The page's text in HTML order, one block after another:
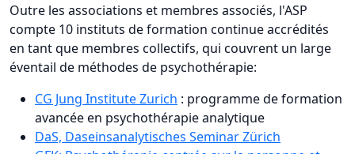
Outre les associations et membres associés, l'ASP
compte 10 instituts de formation continue accrédités
en tant que membres collectifs, qui couvrent un large
éventail de méthodes de psychothérapie:
CG Jung Institute Zurich : programme de formation
avancée en psychothérapie analytique
DaS, Daseinsanalytisches Seminar Zürich